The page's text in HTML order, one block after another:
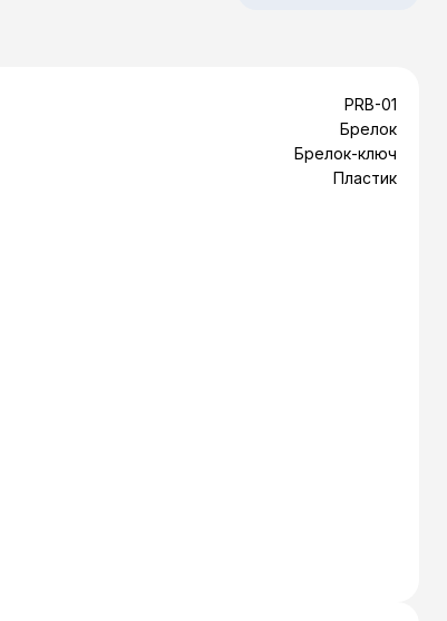
PRB-01
Брелок
Брелок-ключ
Пластик